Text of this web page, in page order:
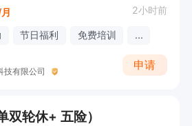
2小时前
节日福利 免费培训 ...
技有限公司
申请
双轮休+ 五险）